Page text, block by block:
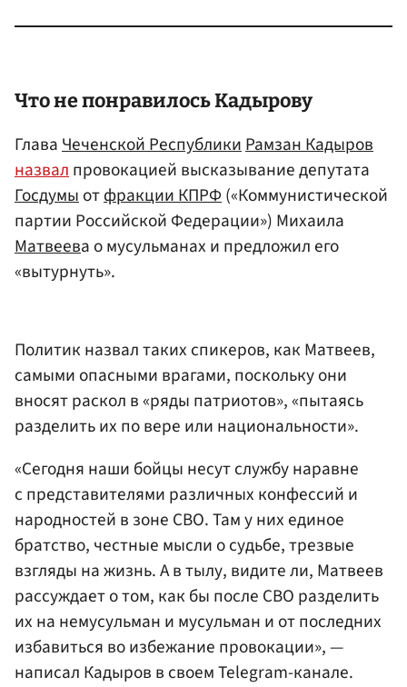
Что не понравилось Кадырову
ГлаваЧеченской РеспубликиРамзан Кадыров
назвалпровокацией высказывание депутата
Госдумыотфракции КПРФ(«Коммунистической
партии Российской Федерации») Михаила
Матвеева о мусульманах и предложил его
«вытурнуть».
Политик назвал таких спикеров, как Матвеев,
самыми опасными врагами, поскольку они
вносят раскол в «ряды патриотов», «пытаясь
разделить их по вере или национальности».
«Сегодня наши бойцы несут службу наравне
с представителями различных конфессий и
народностей в зоне СВО. Там у них единое
братство, честные мысли о судьбе, трезвые
взгляды на жизнь. А в тылу, видите ли, Матвеев
рассуждает о том, как бы после СВО разделить
их на немусульман и мусульман и от последних
избавиться во избежание провокации», —
написал Кадыров в своем Telegram-канале.